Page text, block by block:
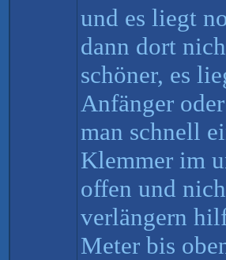
und es liegt
dann dort
schöner, es
Anfänger
man schnell
Klemmer im
offen und
verlängern
Meter bis